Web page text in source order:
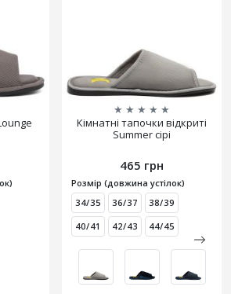
★ ★ ★ ★ ★
Кімнатні тапочки відкриті
Summer сірі
465 грн
Розмір (довжина устілок)
34/35
36/37
38/39
40/41
42/43 44/45